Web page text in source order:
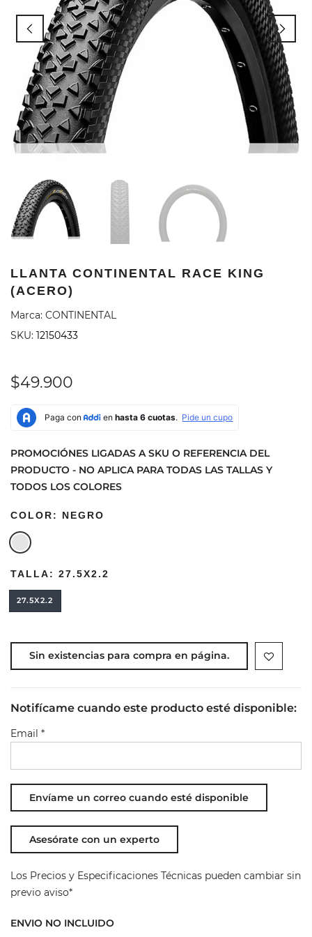
LLANTA CONTINENTAL RACE KING
(ACERO)
Marca: CONTINENTAL
SKU: 12150433
$49.900
PROMOCIÓNES LIGADAS A SKU O REFERENCIA DEL
PRODUCTO - NO APLICA PARA TODAS LAS TALLAS Y
TODOS LOS COLORES
COLOR: NEGRO
TALLA: 27.5X2.2
27.5X2.2
Sin existencias para compra en página.
Notifícame cuando este producto esté disponible:
Email *
Asesórate con un experto
Los Precios y Especificaciones Técnicas pueden cambiar sin
previo aviso*
ENVIO NO INCLUIDO